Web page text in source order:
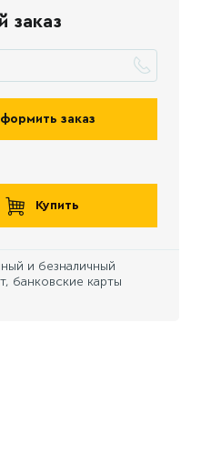
заказ
заказ
Купить
и безналичный
банковские карты